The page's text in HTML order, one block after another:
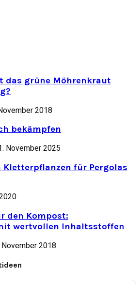
das grüne Möhrenkraut
2018
bekämpfen
November 2025
Kletterpflanzen für Pergolas
den Kompost:
wertvollen Inhaltsstoffen
November 2018